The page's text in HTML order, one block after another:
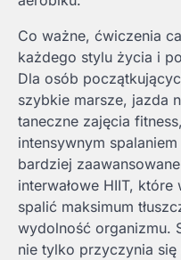
Co ważne, ćwiczenia
każdego stylu życia i
Dla osób
szybkie marsze, jazda
taneczne zajęcia
intensywnym
bardziej
interwałowe HIIT,
spalić maksimum
wydolność organizmu.
nie tylko przyczynia się